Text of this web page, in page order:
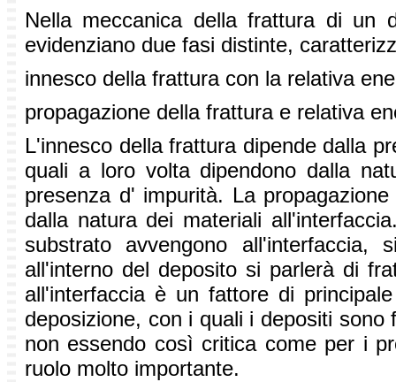
Nella meccanica della frattura di un
evidenziano due fasi distinte,
innesco della frattura con la relativa
propagazione della frattura e relativa
L'innesco della frattura dipende dalla
quali a loro volta dipendono dalla
presenza d' impurità. La
dalla natura dei materiali
substrato avvengono
all'interno del deposito si parlerà di
all'interfaccia è un fattore di
deposizione, con i quali i depositi
non essendo così critica come per i
ruolo molto importante.